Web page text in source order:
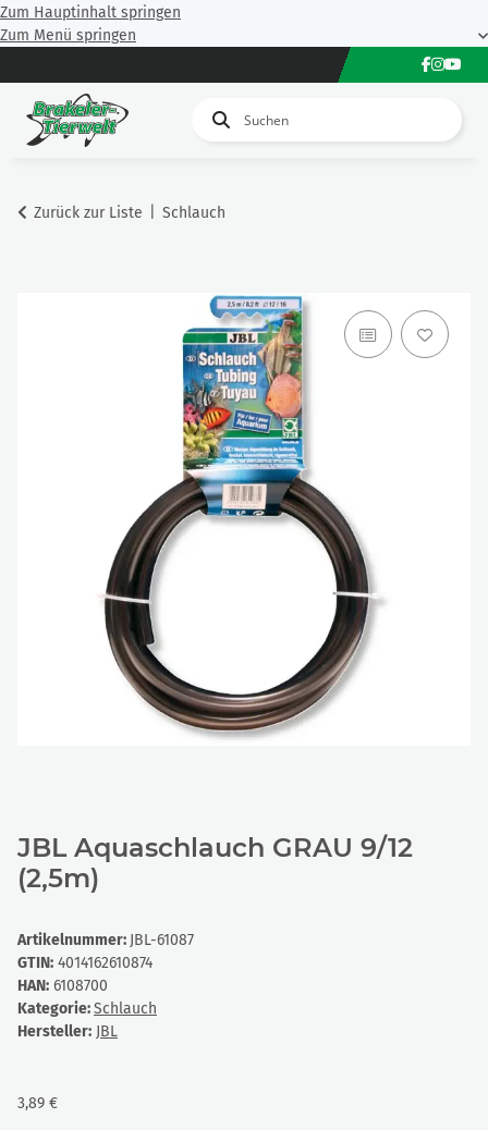
Zum Hauptinhalt springen
Zum Menü springen
Zurück zur Liste Schlauch
JBL Aquaschlauch GRAU 9/12
(2,5m)
Artikelnummer: JBL-61087
GTIN: 4014162610874
HAN: 6108700
Kategorie:Schlauch
Hersteller: JBL
3,89 €